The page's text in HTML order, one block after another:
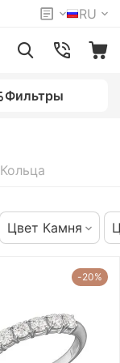
RU
Фильтры
Кольца
Цвет Камня
-20%